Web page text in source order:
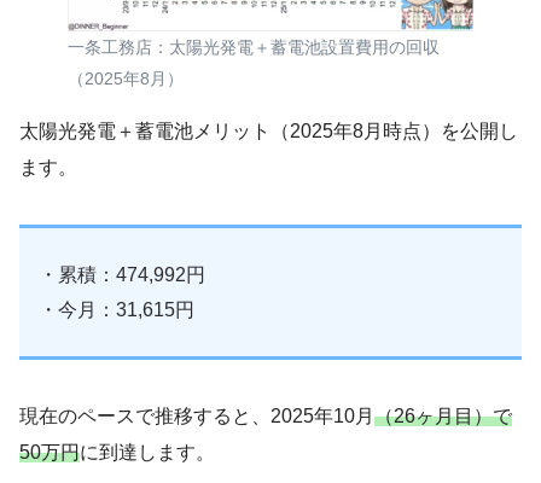
一条工務店：太陽光発電＋蓄電池設置費用の回収
（2025年8月）
太陽光発電＋蓄電池メリット（2025年8月時点）を公開し
ます。
・累積：474,992円
・今月：31,615円
現在のペースで推移すると、2025年10月 （26ヶ月目）で
50万円に到達します。